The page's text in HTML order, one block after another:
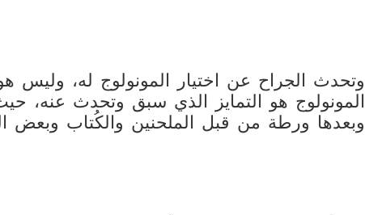
وتحدث الجراح عن اختيار المونولوج له، وليس
المونولوج هو التمايز الذي سبق وتحدث عنه،
وبعدها ورطة من قبل الملحنين والكُتاب وبعض